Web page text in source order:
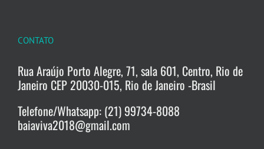
CONTATO
Rua Araújo Porto Alegre, 71, sala 601, Centro, Rio de
Janeiro CEP 20030-015, Rio de Janeiro -Brasil
Telefone/Whatsapp: (21) 99734-8088
baiaviva2018@gmail.com